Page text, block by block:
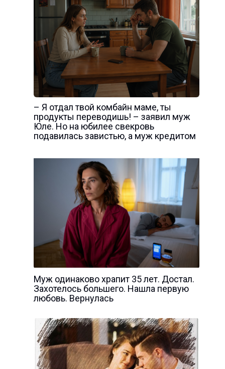
– Я отдал твой комбайн маме, ты
продукты переводишь! – заявил муж
Юле. Но на юбилее свекровь
подавилась завистью, а муж кредитом
Муж одинаково храпит 35 лет. Достал.
Захотелось большего. Нашла первую
любовь. Вернулась